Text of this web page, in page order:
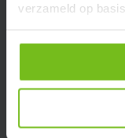
verzameld op